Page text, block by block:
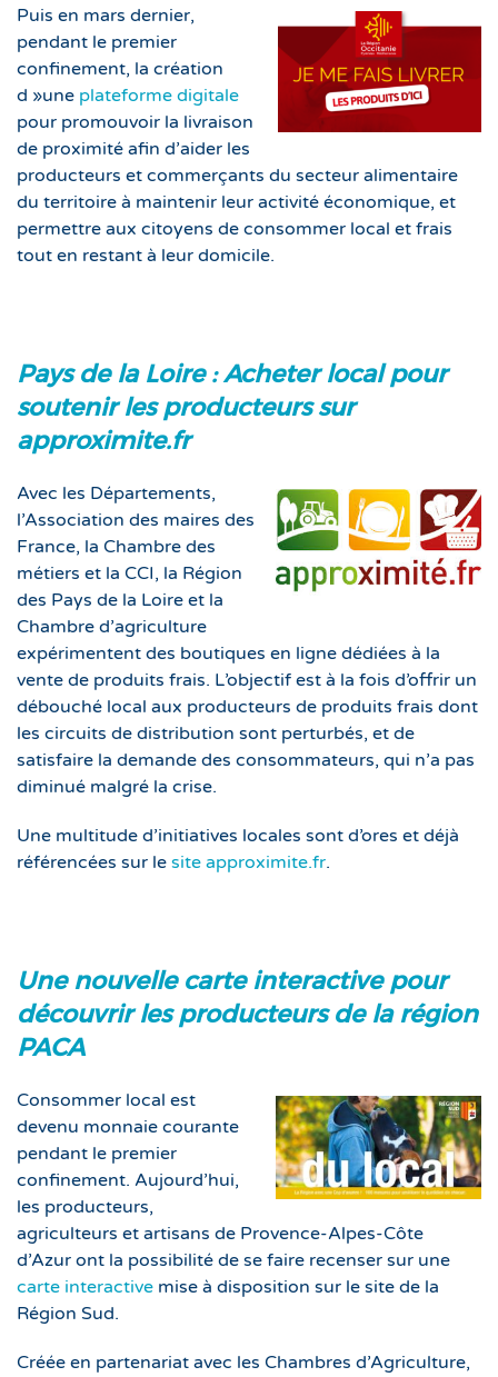
Puis en mars dernier,
pendant le premier
confinement, la création
d »une plateforme digitale
pour promouvoir la livraison
de proximité afin d’aider les
producteurs et commerçants du secteur alimentaire
du territoire à maintenir leur activité économique, et
permettre aux citoyens de consommer local et frais
tout en restant à leur domicile.
Pays de la Loire : Acheter local pour
soutenir les producteurs sur
approximite.fr
Avec les Départements,
l’Association des maires des
France, la Chambre des
métiers et la CCI, la Région
des Pays de la Loire et la
Chambre d’agriculture
expérimentent des boutiques en ligne dédiées à la
vente de produits frais. L’objectif est à la fois d’offrir un
débouché local aux producteurs de produits frais dont
les circuits de distribution sont perturbés, et de
satisfaire la demande des consommateurs, qui n’a pas
diminué malgré la crise.
Une multitude d’initiatives locales sont d’ores et déjà
référencées sur le site approximite.fr.
Une nouvelle carte interactive pour
découvrir les producteurs de la région
PACA
Consommer local est
devenu monnaie courante
pendant le premier
confinement. Aujourd’hui,
les producteurs,
agriculteurs et artisans de Provence-Alpes-Côte
d’Azur ont la possibilité de se faire recenser sur une
carte interactive mise à disposition sur le site de la
Région Sud.
Créée en partenariat avec les Chambres d’Agriculture,